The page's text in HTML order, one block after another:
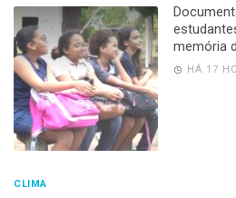
memória
HÁ 17
CLIMA